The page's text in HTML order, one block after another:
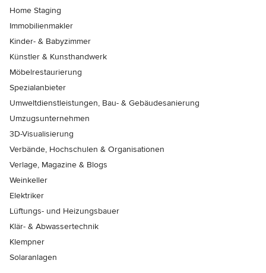
Home Staging
Immobilienmakler
Kinder- & Babyzimmer
Künstler & Kunsthandwerk
Möbelrestaurierung
Spezialanbieter
Umweltdienstleistungen, Bau- & Gebäudesanierung
Umzugsunternehmen
3D-Visualisierung
Verbände, Hochschulen & Organisationen
Verlage, Magazine & Blogs
Weinkeller
Elektriker
Lüftungs- und Heizungsbauer
Klär- & Abwassertechnik
Klempner
Solaranlagen